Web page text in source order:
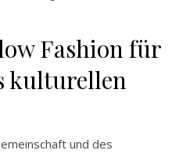
Fashion für
kulturellen
und des